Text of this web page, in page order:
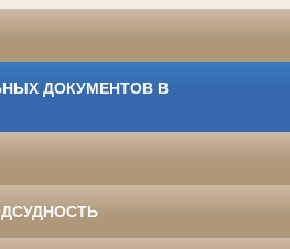
ДОКУМЕНТОВ В